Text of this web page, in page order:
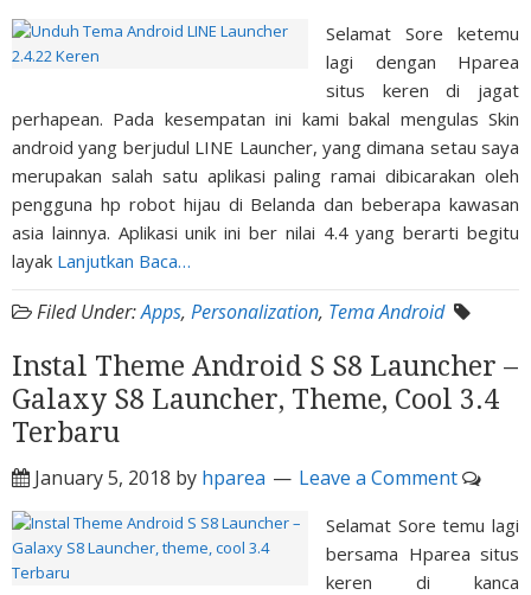
Selamat Sore ketemu
lagi dengan Hparea
situs keren di jagat
perhapean. Pada kesempatan ini kami bakal mengulas Skin
android yang berjudul LINE Launcher, yang dimana setau saya
merupakan salah satu aplikasi paling ramai dibicarakan oleh
pengguna hp robot hijau di Belanda dan beberapa kawasan
asia lainnya. Aplikasi unik ini ber nilai 4.4 yang berarti begitu
layak Lanjutkan Baca…
Filed Under:Apps, Personalization, Tema Android
Instal Theme Android S S8 Launcher –
Galaxy S8 Launcher, Theme, Cool 3.4
Terbaru
January 5, 2018 by hparea Leave a Comment
Selamat Sore temu lagi
bersama Hparea situs
keren di kanca